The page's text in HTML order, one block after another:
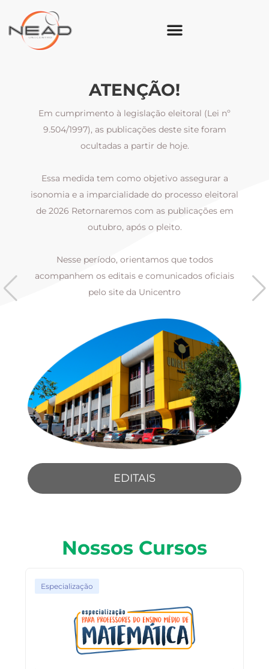
ATENÇÃO!
Em cumprimento à legislação eleitoral (Lei nº
9.504/1997), as publicações deste site foram
ocultadas a partir de hoje.
Essa medida tem como objetivo assegurar a
isonomia e a imparcialidade do processo eleitoral
de 2026 Retornaremos com as publicações em
outubro, após o pleito.
Nesse período, orientamos que todos
acompanhem os editais e comunicados oficiais
pelo site da Unicentro
EDITAIS
Nossos Cursos
Especialização